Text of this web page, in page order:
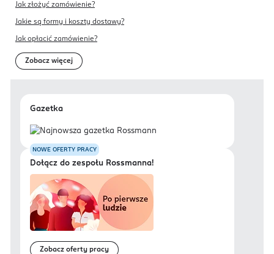
Jak złożyć zamówienie?
Jakie są formy i koszty dostawy?
Jak opłacić zamówienie?
Zobacz więcej
Gazetka
NOWE OFERTY PRACY
Dołącz do zespołu Rossmanna!
Zobacz oferty pracy